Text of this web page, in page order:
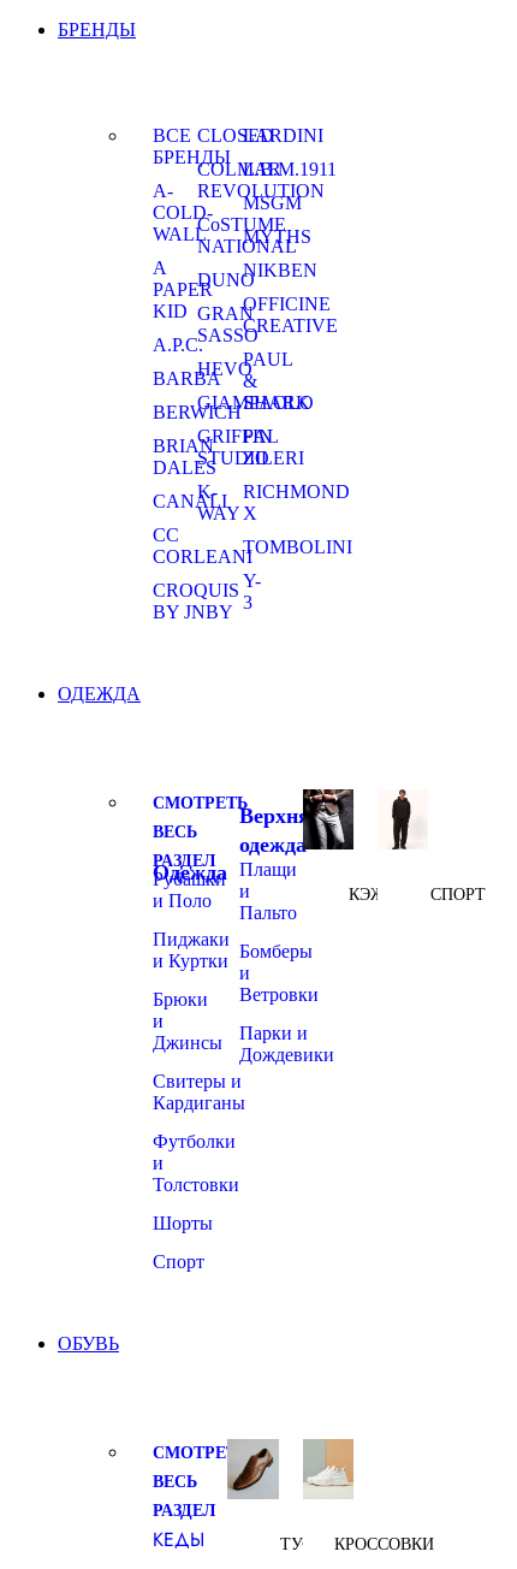
БРЕНДЫ
ВСЕ
БРЕНДЫ
A-
COLD-
WALL
A
PAPER
KID
A.P.C.
BARBA
BERWICH
BRIAN
DALES
CANALI
CC
CORLEANI
CROQUIS
BY JNBY
CLOSED
COLMAR
REVOLUTION
CoSTUME
NATIONAL
DUNO
GRAN
SASSO
HEVO
GIAMPAOLO
GRIFFIN
STUDIO
K-
WAY
LARDINI
L.B.M.1911
MSGM
MYTHS
NIKBEN
OFFICINE
CREATIVE
PAUL
&
SHARK
PAL
ZILERI
RICHMOND
X
TOMBOLINI
Y-
3
ОДЕЖДА
СМОТРЕТЬ
ВЕСЬ
РАЗДЕЛ
Одежда
Рубашки
и Поло
Пиджаки
и Куртки
Брюки
и
Джинсы
Свитеры и
Кардиганы
Футболки
и
Толстовки
Шорты
Спорт
Верхняя
одежда
Плащи
и
Пальто
Бомберы
и
Ветровки
Парки и
Дождевики
КЭЖУАЛ СПОРТ
ОБУВЬ
СМОТРЕТЬ
ВЕСЬ
РАЗДЕЛ
КЕДЫ
ТУФЛИКРОССОВКИ